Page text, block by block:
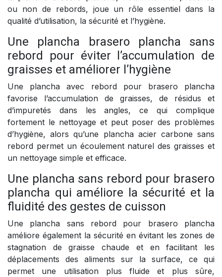
ou non de rebords, joue un rôle essentiel dans la
qualité d’utilisation, la sécurité et l’hygiène.
Une plancha brasero plancha sans
rebord pour éviter l’accumulation de
graisses et améliorer l’hygiène
Une plancha avec rebord pour brasero plancha
favorise l’accumulation de graisses, de résidus et
d’impuretés dans les angles, ce qui complique
fortement le nettoyage et peut poser des problèmes
d’hygiène, alors qu’une plancha acier carbone sans
rebord permet un écoulement naturel des graisses et
un nettoyage simple et efficace.
Une plancha sans rebord pour brasero
plancha qui améliore la sécurité et la
fluidité des gestes de cuisson
Une plancha sans rebord pour brasero plancha
améliore également la sécurité en évitant les zones de
stagnation de graisse chaude et en facilitant les
déplacements des aliments sur la surface, ce qui
permet une utilisation plus fluide et plus sûre,